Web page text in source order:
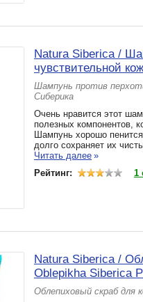
Natura Siberica /
чувствительной
Шампунь против
Сиберика
Очень нравится этот
полезных компонентов,
Шампунь хорошо
долго сохраняет их
Читать далее »
Рейтинг:
1
Natura Siberica /
Oblepikha Siberica
Облепиховый скраб для